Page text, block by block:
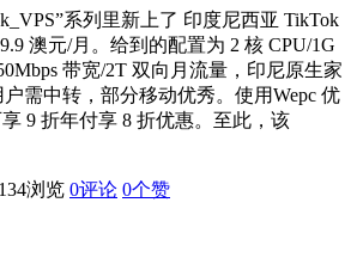
系列里新上了 印度尼西亚 TikTok
澳元/月。给到的配置为 2 核 CPU/1G
带宽/2T 双向月流量，印尼原生家
需中转，部分移动优秀。使用Wepc 优
9 折年付享 8 折优惠。至此，该
浏览 0评论 0个赞